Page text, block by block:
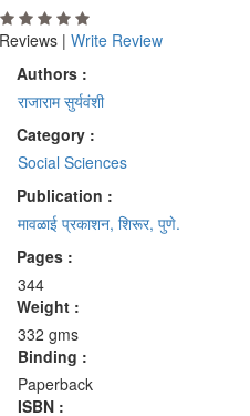
| Write Review
Authors :
राजाराम सुर्यवंशी
Category :
Social Sciences
Publication :
मावळाई प्रकाशन, शिरूर, पुणे.
Pages :
344
Weight :
332 gms
Binding :
Paperback
ISBN :